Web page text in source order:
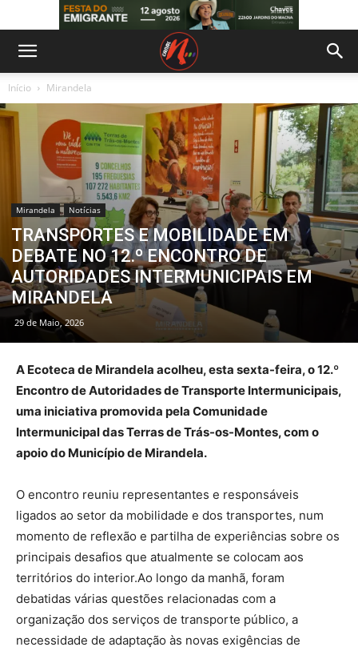
Início Mirandela
Mirandela Notícias
TRANSPORTES E MOBILIDADE EM
DEBATE NO 12.º ENCONTRO DE
AUTORIDADES INTERMUNICIPAIS EM
MIRANDELA
29 de Maio, 2026
A Ecoteca de Mirandela acolheu, esta sexta-feira, o 12.º
Encontro de Autoridades de Transporte Intermunicipais,
uma iniciativa promovida pela Comunidade
Intermunicipal das Terras de Trás-os-Montes, com o
apoio do Município de Mirandela.
O encontro reuniu representantes e responsáveis
ligados ao setor da mobilidade e dos transportes, num
momento de reflexão e partilha de experiências sobre os
principais desafios que atualmente se colocam aos
territórios do interior.Ao longo da manhã, foram
debatidas várias questões relacionadas com a
organização dos serviços de transporte público, a
necessidade de adaptação às novas exigências de